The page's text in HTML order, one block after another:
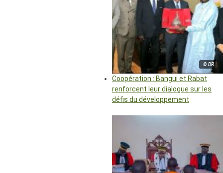
© DR
Coopération : Bangui et Rabat
renforcent leur dialogue sur les
défis du développement